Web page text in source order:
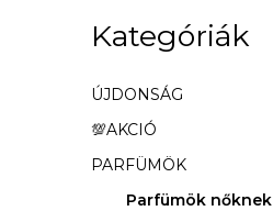
l
d
a
l
Kategóriák
átugrása
Kategóriák
ÚJDONSÁG
💯AKCIÓ
PARFÜMÖK
Parfümök nőknek